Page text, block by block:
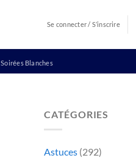
Se connecter / S’inscrire
Soirées Blanches
CATÉGORIES
Astuces (292)